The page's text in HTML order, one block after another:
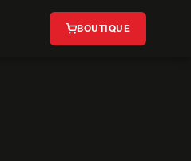
BOUTIQUE